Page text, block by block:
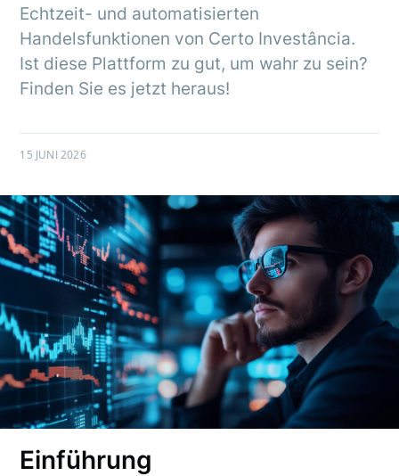
Echtzeit- und automatisierten
Handelsfunktionen von Certo Investância.
Ist diese Plattform zu gut, um wahr zu sein?
Finden Sie es jetzt heraus!
15 JUNI 2026
Einführung